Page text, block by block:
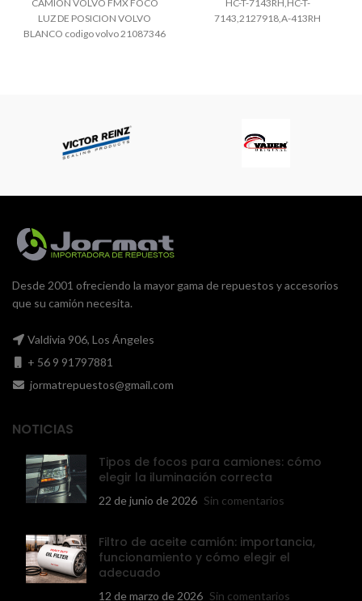
CAMIÓN VOLVO FMX FOCO
LUZ DE POSICION VOLVO
BLANCO codigo volvo 21087346
HC-T-7143RH,HC-T-
7143,2127918,A-413RH
Desde 2001 ofreciendo la mayor gama de repuestos y accesorios
que su camión necesita.
Valdivia 906, Los Ángeles
+ 56 9 91797881
jormatrepuestos@gmail.com
NOTICIAS
Tipos de focos para camiones: cómo
elegir la iluminación correcta
22 de junio de 2026 Sin comentarios
Filtro de aceite camión: importancia,
funcionamiento y cómo elegir el
adecuado
12 de marzo de 2026 Sin comentarios